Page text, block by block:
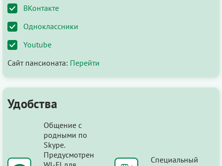
ВКонтакте
Одноклассники
Youtube
Сайт пансионата: Перейти
Удобства
Общение с
родными по
Skype.
Предусмотрен
Специальный